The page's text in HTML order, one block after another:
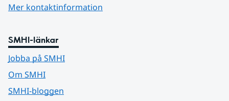
Mer kontaktinformation
SMHI-länkar
Jobba på SMHI
Om SMHI
SMHI-bloggen